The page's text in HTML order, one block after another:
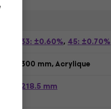
33: ±0.60%,45: ±0.70%
300 mm, Acrylique
218.5 mm